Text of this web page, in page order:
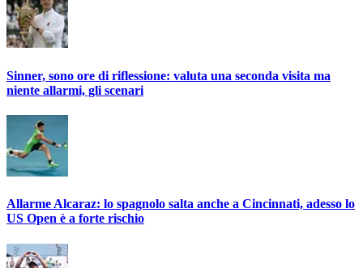
Sinner, sono ore di riflessione: valuta una seconda visita ma
niente allarmi, gli scenari
Allarme Alcaraz: lo spagnolo salta anche a Cincinnati, adesso lo
US Open è a forte rischio